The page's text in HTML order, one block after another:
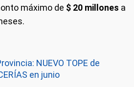
máximo de $ 20 millones a
NUEVO TOPE de
en junio